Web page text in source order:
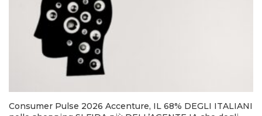
Consumer Pulse 2026 Accenture, IL 68% DEGLI ITALIANI